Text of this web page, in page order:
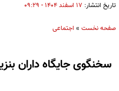
تاریخ انتشار: ۱۷ اسفند ۱۴۰۴ - ۰۹:۲۹
صفحه نخست » اجتماعی
سخنگوی جایگاه داران